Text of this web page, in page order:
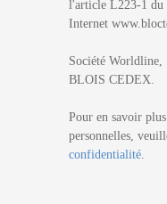
l'article L223-1 du
Internet
Société Worldline,
BLOIS CEDEX.
Pour en savoir
personnelles,
confidentialité